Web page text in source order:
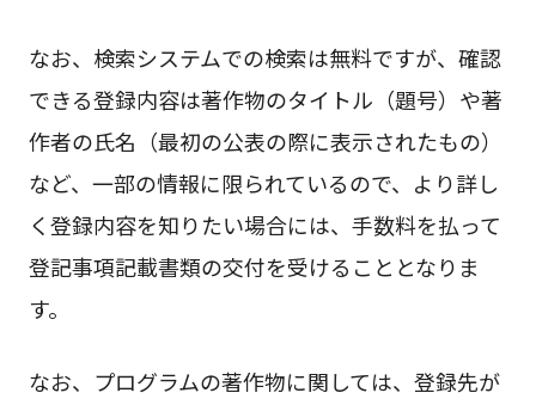
なお、検索システムでの検索は無料ですが、確認
できる登録内容は著作物のタイトル（題号）や著
作者の氏名（最初の公表の際に表示されたもの）
など、一部の情報に限られているので、より詳し
く登録内容を知りたい場合には、手数料を払って
登記事項記載書類の交付を受けることとなりま
す。
なお、プログラムの著作物に関しては、登録先が